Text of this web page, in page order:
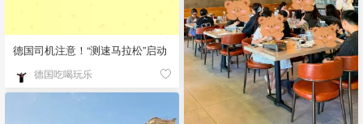
德国司机注意！“测速马拉松”启动
德国吃喝玩乐